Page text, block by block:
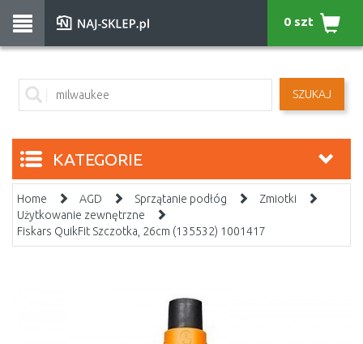
SZUKAJ
0 szt
KATEGORIE
Home AGD Sprzątanie podłóg
Zmiotki
Użytkowanie zewnętrzne
Fiskars QuikFit Szczotka, 26cm (135532) 1001417